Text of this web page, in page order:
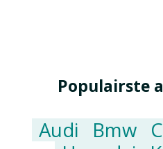
Populairste
Audi Bmw